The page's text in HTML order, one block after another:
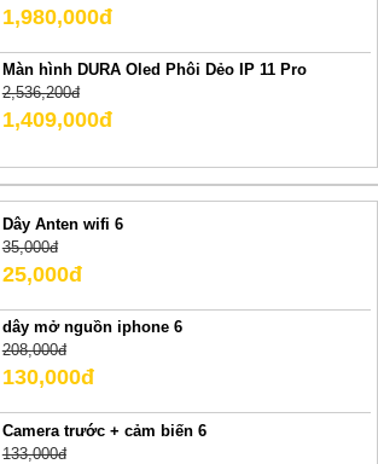
1,980,000đ
Màn hình DURA Oled Phôi Dẻo IP 11 Pro
2,536,200đ
1,409,000đ
Dây Anten wifi 6
35,000đ
25,000đ
dây mở nguồn iphone 6
208,000đ
130,000đ
Camera trước + cảm biến 6
133,000đ